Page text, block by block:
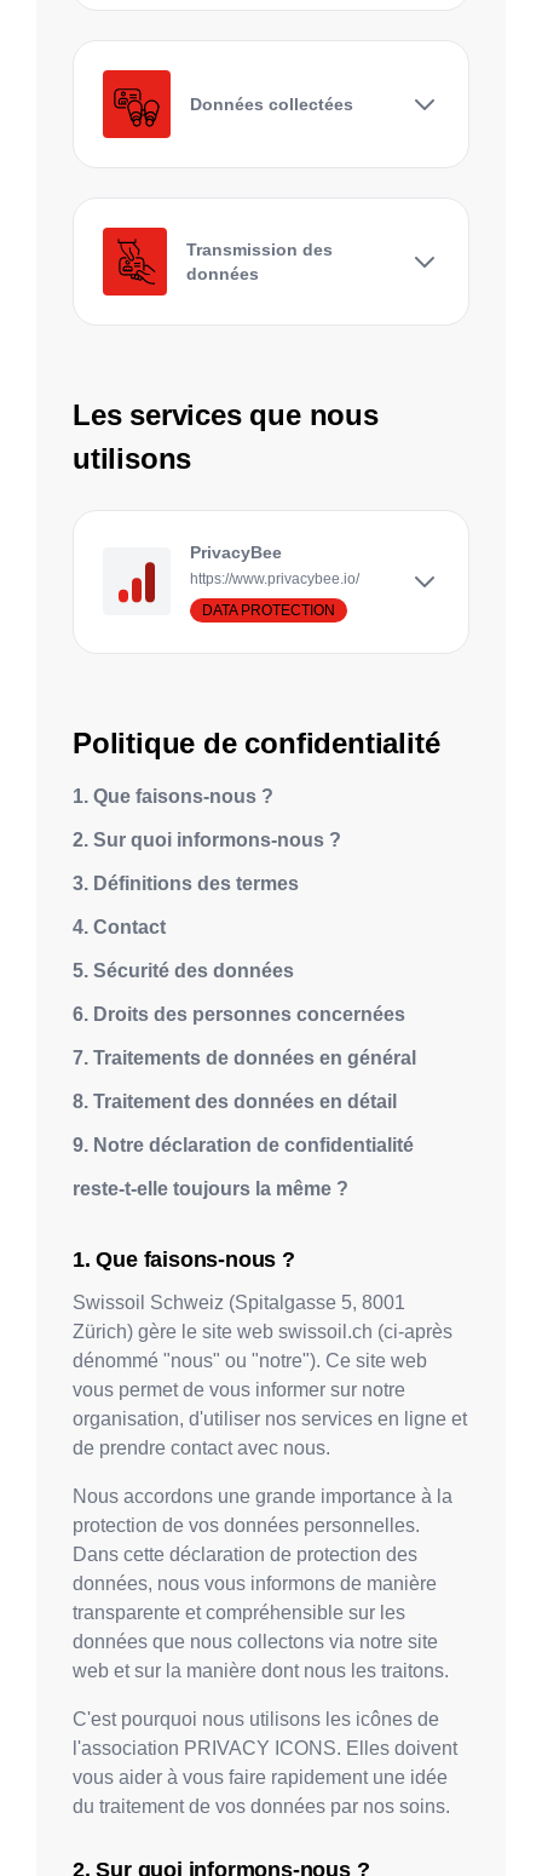
Données collectées
Transmission des
données
Les services que nous
utilisons
PrivacyBee
https://www.privacybee.io/
DATA PROTECTION
Politique de confidentialité
1. Que faisons-nous ?
2. Sur quoi informons-nous ?
3. Définitions des termes
4. Contact
5. Sécurité des données
6. Droits des personnes concernées
7. Traitements de données en général
8. Traitement des données en détail
9. Notre déclaration de confidentialité
reste-t-elle toujours la même ?
Que faisons-nous ?
Swissoil Schweiz (Spitalgasse 5, 8001
Zürich) gère le site web swissoil.ch (ci-après
dénommé "nous" ou "notre"). Ce site web
vous permet de vous informer sur notre
organisation, d'utiliser nos services en ligne et
de prendre contact avec nous.
Nous accordons une grande importance à la
protection de vos données personnelles.
Dans cette déclaration de protection des
données, nous vous informons de manière
transparente et compréhensible sur les
données que nous collectons via notre site
web et sur la manière dont nous les traitons.
C'est pourquoi nous utilisons les icônes de
l'association PRIVACY ICONS. Elles doivent
vous aider à vous faire rapidement une idée
du traitement de vos données par nos soins.
Sur quoi informons-nous ?